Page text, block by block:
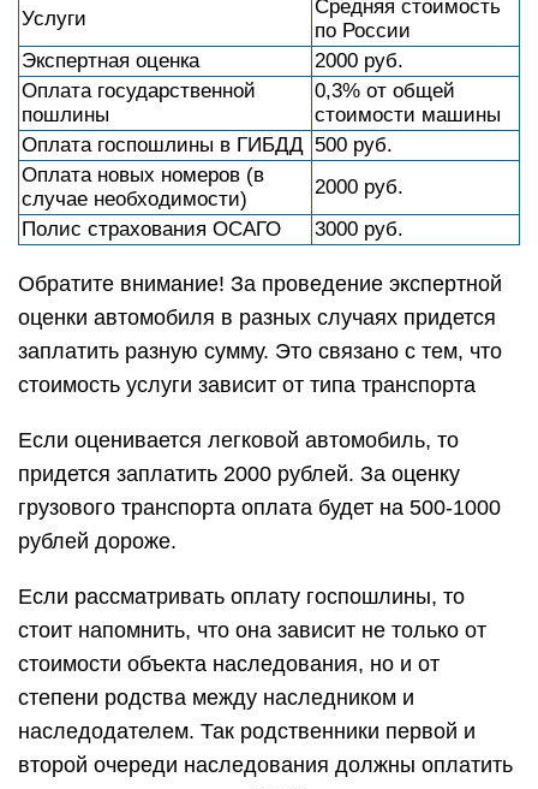
Услуги
Средняя стоимость
по России
Экспертная оценка
2000 руб.
Оплата государственной
пошлины
0,3% от общей
стоимости машины
Оплата госпошлины в ГИБДД 500 руб.
Оплата новых номеров (в
случае необходимости)
2000 руб.
Полис страхования ОСАГО
3000 руб.
Обратите внимание! За проведение экспертной
оценки автомобиля в разных случаях придется
заплатить разную сумму. Это связано с тем, что
стоимость услуги зависит от типа транспорта
Если оценивается легковой автомобиль, то
придется заплатить 2000 рублей. За оценку
грузового транспорта оплата будет на 500-1000
рублей дороже.
Если рассматривать оплату госпошлины, то
стоит напомнить, что она зависит не только от
стоимости объекта наследования, но и от
степени родства между наследником и
наследодателем. Так родственники первой и
второй очереди наследования должны оплатить